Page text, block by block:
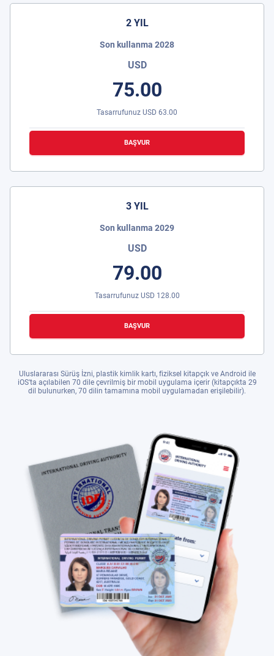
2 YIL
Son kullanma 2028
USD
75.00
Tasarrufunuz USD 63.00
BAŞVUR
3 YIL
Son kullanma 2029
USD
79.00
Tasarrufunuz USD 128.00
BAŞVUR
Uluslararası Sürüş İzni, plastik kimlik kartı, fiziksel kitapçık ve Android ile
iOS'ta açılabilen 70 dile çevrilmiş bir mobil uygulama içerir (kitapçıkta 29
dil bulunurken, 70 dilin tamamına mobil uygulamadan erişilebilir).